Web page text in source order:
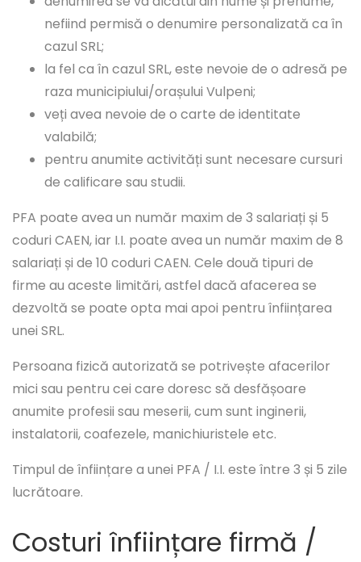
nefiind permisă o denumire personalizată ca în
cazul SRL;
la fel ca în cazul SRL, este nevoie de o adresă pe
raza municipiului/orașului Vulpeni;
veți avea nevoie de o carte de identitate
valabilă;
pentru anumite activități sunt necesare cursuri
de calificare sau studii.
PFA poate avea un număr maxim de 3 salariați și 5
coduri CAEN, iar I.I. poate avea un număr maxim de 8
salariați și de 10 coduri CAEN. Cele două tipuri de
firme au aceste limitări, astfel dacă afacerea se
dezvoltă se poate opta mai apoi pentru înființarea
unei SRL.
Persoana fizică autorizată se potrivește afacerilor
mici sau pentru cei care doresc să desfășoare
anumite profesii sau meserii, cum sunt inginerii,
instalatorii, coafezele, manichiuristele etc.
Timpul de înființare a unei PFA / I.I. este între 3 și 5 zile
lucrătoare.
Costuri înființare firmă /